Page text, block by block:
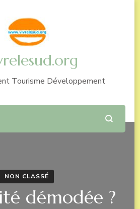
Tourisme Développement
NON CLASSÉ
démodée ?